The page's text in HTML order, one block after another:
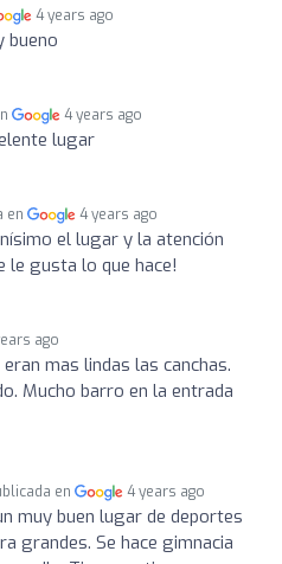
4 years ago
bueno
4 years ago
lugar
en 4 years ago
el lugar y la atención
le gusta lo que hace!
ago
mas lindas las canchas.
Mucho barro en la entrada
en 4 years ago
muy buen lugar de deportes
grandes. Se hace gimnacia